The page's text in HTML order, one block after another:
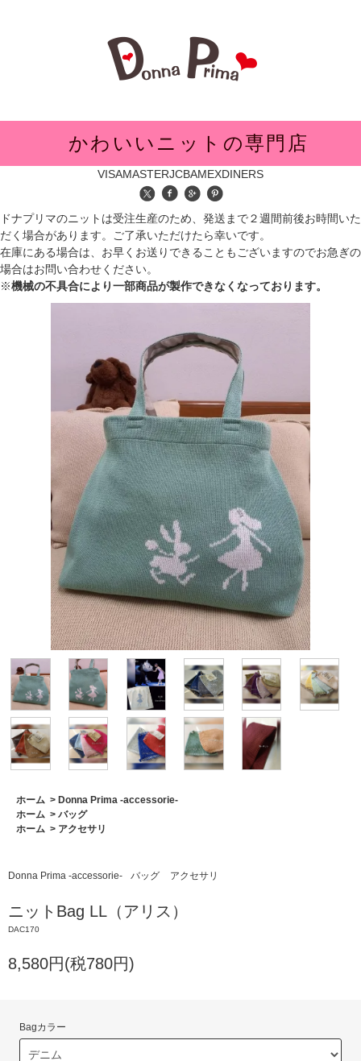
かわいいニットの専門店
VISAMASTERJCBAMEXDINERS
ドナプリマのニットは受注生産のため、発送まで２週間前後お時間いた
だく場合があります。ご了承いただけたら幸いです。
在庫にある場合は、お早くお送りできることもございますのでお急ぎの
場合はお問い合わせください。
※機械の不具合により一部商品が製作できなくなっております。
ホーム > Donna Prima -accessorie-
ホーム > バッグ
ホーム > アクセサリ
Donna Prima -accessorie- バッグ アクセサリ
ニットBag LL（アリス）
DAC170
8,580円(税780円)
Bagカラー